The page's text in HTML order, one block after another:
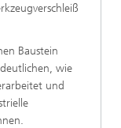
Baustein
wie
und